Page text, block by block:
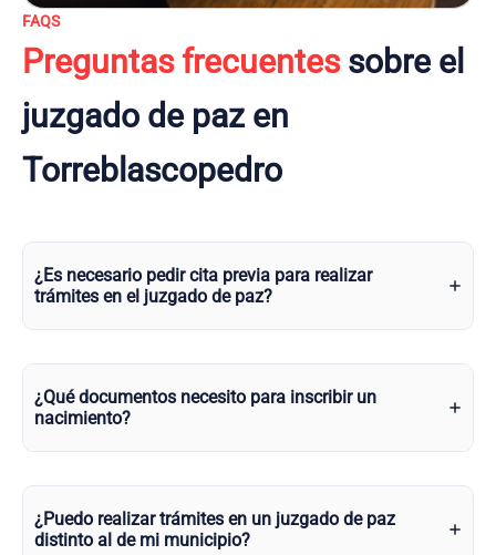
FAQS
Preguntas frecuentessobre el
juzgado de paz en
Torreblascopedro
¿Es necesario pedir cita previa para realizar
trámites en el juzgado de paz?
¿Qué documentos necesito para inscribir un
nacimiento?
¿Puedo realizar trámites en un juzgado de paz
distinto al de mi municipio?